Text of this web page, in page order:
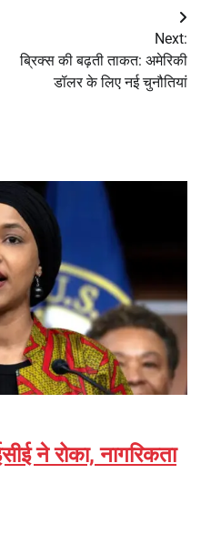
Next:
ब्रिक्स की बढ़ती ताकत: अमेरिकी
डॉलर के लिए नई चुनौतियां
ने रोका, नागरिकता